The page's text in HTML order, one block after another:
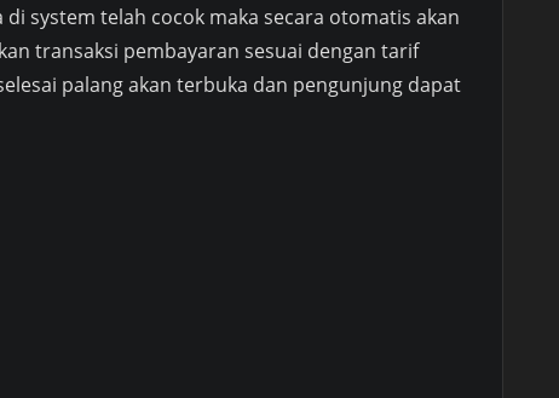
system telah cocok maka secara otomatis akan
transaksi pembayaran sesuai dengan tarif
palang akan terbuka dan pengunjung dapat